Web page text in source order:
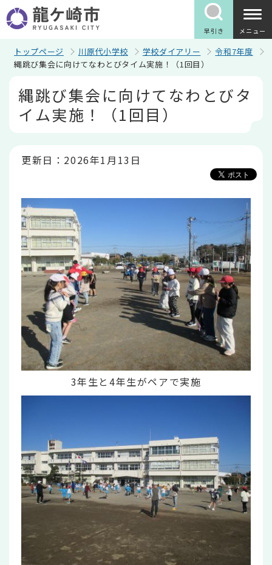
の
ペ
早引き メニュー
トップページ 川原代小学校 学校ダイアリー
令和7年度
縄跳び集会に向けてなわとびタイム実施！（1回目）
縄跳び集会に向けてなわとびタ
イム実施！（1回目）
更新日：2026年1月13日
3年生と4年生がペアで実施